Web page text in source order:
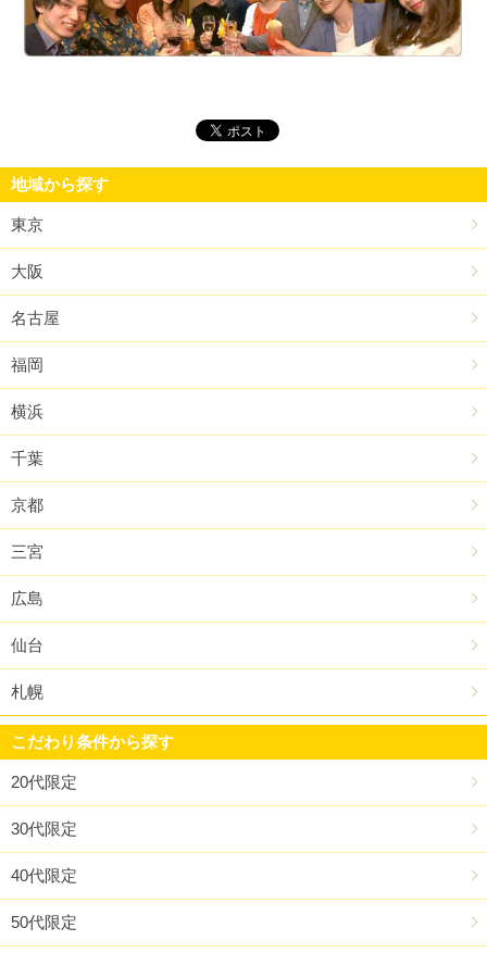
地域から探す
東京
大阪
名古屋
福岡
横浜
千葉
京都
三宮
広島
仙台
札幌
こだわり条件から探す
20代限定
30代限定
40代限定
50代限定